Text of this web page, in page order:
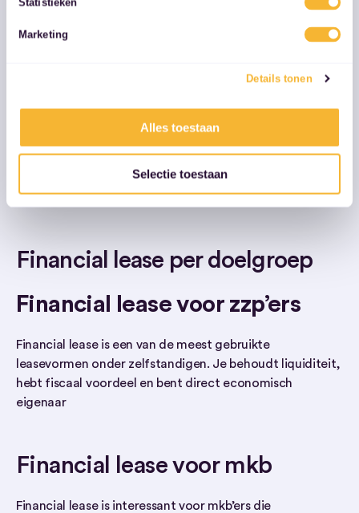
Statistieken
Marketing
Details tonen
Alles toestaan
Selectie toestaan
Renteaftrek:betaalde rente is aftrekbare
Btw-terugvordering: 21% btw terug bij
Voor veel zzp’ers en mkb’ers zijn dit de belangrijkste
redenen om voor financial lease te kiezen.
Financial lease per doelgroep
Financial lease voor zzp’ers
Financial lease is een van de meest gebruikte
leasevormen onder zelfstandigen. Je behoudt liquiditeit,
hebt fiscaal voordeel en bent direct economisch
eigenaar
Financial lease voor mkb
Financial lease is interessant voor mkb’ers die